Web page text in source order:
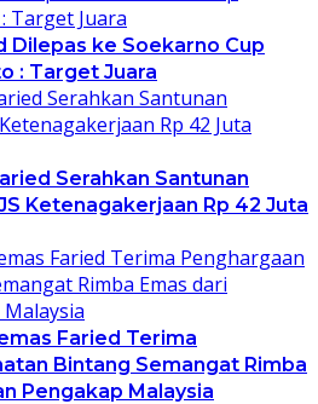
Dilepas ke Soekarno Cup
: Target Juara
Serahkan Santunan
Ketenagakerjaan Rp 42 Juta
Faried Terima
Bintang Semangat Rimba
Pengakap Malaysia